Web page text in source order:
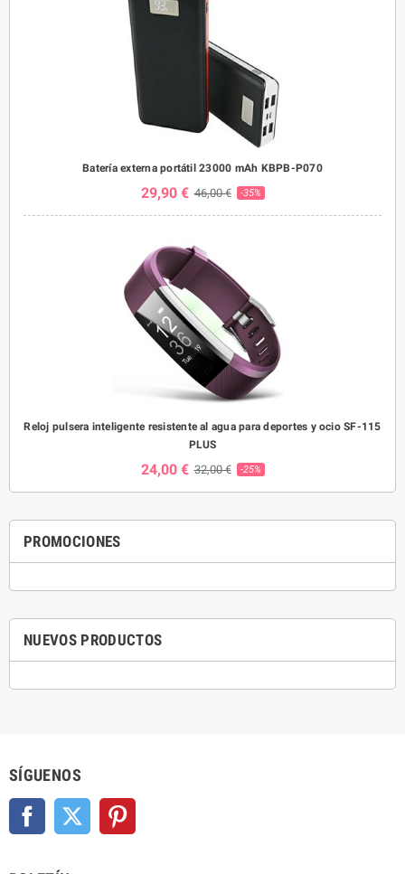
Batería externa portátil 23000 mAh KBPB-P070
29,90 € 46,00 € -35%
Reloj pulsera inteligente resistente al agua para deportes y ocio SF-115
PLUS
24,00 € 32,00 € -25%
PROMOCIONES
NUEVOS PRODUCTOS
SÍGUENOS
Facebook Twitter